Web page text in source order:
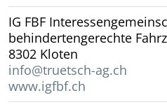
IG FBF
behindertengerechte
8302 Kloten
info@truetsch-ag.ch
www.igfbf.ch